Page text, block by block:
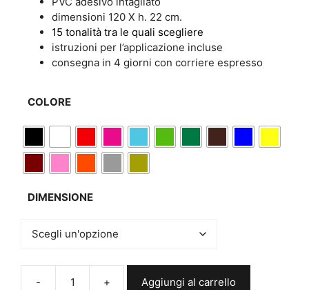
dimensioni 120 X h. 22 cm.
15 tonalità tra le quali scegliere
istruzioni per l’applicazione incluse
consegna in 4 giorni con corriere espresso
COLORE
DIMENSIONE
Aggiungi al carrello